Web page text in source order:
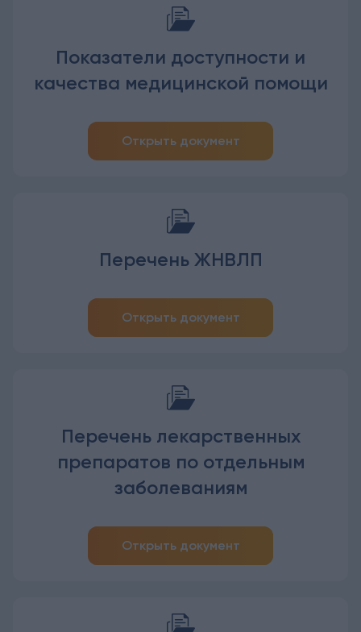
Показатели доступности и
качества медицинской помощи
Открыть документ
Перечень ЖНВЛП
Открыть документ
Перечень лекарственных
препаратов по отдельным
заболеваниям
Открыть документ